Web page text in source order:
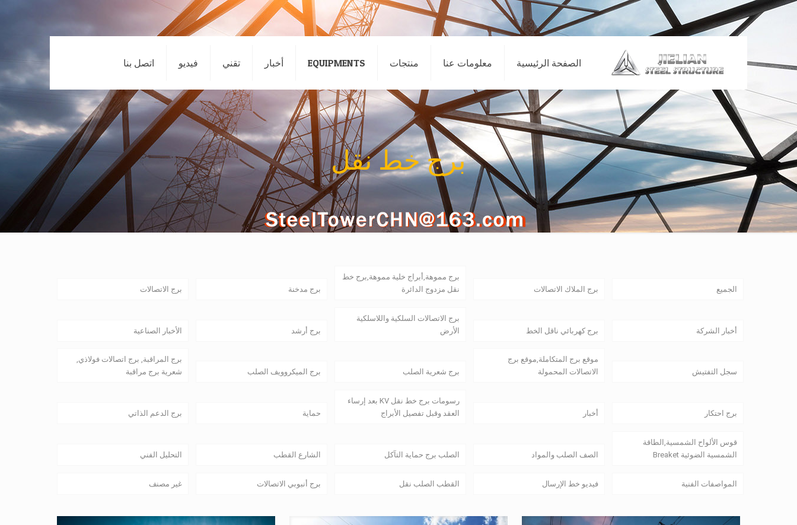
الصفحة الرئيسية معلومات عنا منتجات EQUIPMENTS أخبار تقني فيديو اتصل بنا
برج خط نقل
الجميع برج الملاك الاتصالات
برج مموهة,أبراج خلية مموهة,برج خط
نقل مزدوج الدائرة
برج مدخنة برج الاتصالات
أخبار الشركة برج كهربائي ناقل الخط
برج الاتصالات السلكية واللاسلكية
الأرض
برج أرشد الأخبار الصناعية
سجل التفتيش
موقع برج المتكاملة,موقع برج
الاتصالات المحمولة
برج شعرية الصلب برج الميكروويف الصلب
برج المراقبة, برج اتصالات فولاذي,
شعرية برج مراقبة
برج احتكار أخبار
رسومات برج خط نقل KV بعد إرساء
العقد وقبل تفصيل الأبراج
حماية برج الدعم الذاتي
قوس الألواح الشمسية,الطاقة
الشمسية الضوئية Breaket
الصف الصلب والمواد الصلب برج حماية التآكل الشارع القطب التحليل الفني
المواصفات الفنية فيديو خط الإرسال القطب الصلب نقل برج أنبوبي الاتصالات غير مصنف